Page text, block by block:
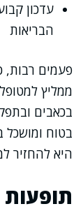
עדכון
הבריאות
פעמים רבות,
ממליץ
בכאבים
בטוח
היא להחזיר
תופעות